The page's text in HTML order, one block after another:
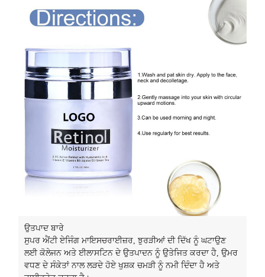
ਉਤਪਾਦ ਬਾਰੇ
ਸੁਪਰ ਐਂਟੀ ਏਜਿੰਗ ਮਾਇਸਚਰਾਈਜ਼ਰ, ਝੁਰੜੀਆਂ ਦੀ ਦਿੱਖ ਨੂੰ ਘਟਾਉਣ
ਲਈ ਕੋਲੇਜਨ ਅਤੇ ਈਲਾਸਟਿਨ ਦੇ ਉਤਪਾਦਨ ਨੂੰ ਉਤੇਜਿਤ ਕਰਦਾ ਹੈ, ਉਮਰ
ਵਧਣ ਦੇ ਸੰਕੇਤਾਂ ਨਾਲ ਲੜਦੇ ਹੋਏ ਖੁਸ਼ਕ ਚਮੜੀ ਨੂੰ ਨਮੀ ਦਿੰਦਾ ਹੈ ਅਤੇ